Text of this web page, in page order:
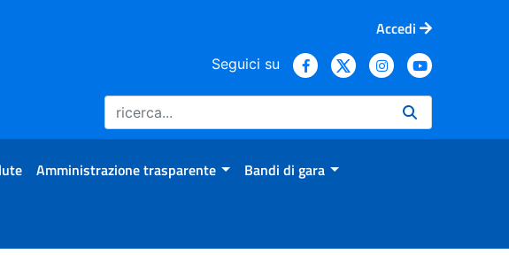
Accedi
Seguici su
Amministrazione trasparente Bandi di gara